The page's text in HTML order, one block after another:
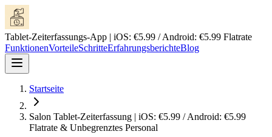
Tablet-Zeiterfassungs-App | iOS: €5.99 / Android: €5.99 Flatrate
FunktionenVorteileSchritteErfahrungsberichteBlog
Startseite
Salon Tablet-Zeiterfassung | iOS: €5.99 / Android: €5.99
Flatrate & Unbegrenztes Personal